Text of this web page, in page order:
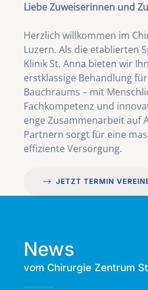
Liebe Zuweiserinnen und
Herzlich willkommen im
Luzern. Als die etablierten
Klinik St. Anna bieten wir
erstklassige Behandlung
Bauchraums – mit
Fachkompetenz und
enge Zusammenarbeit auf
Partnern sorgt für eine
effiziente Versorgung.
JETZT TERMIN
News
vom Chirurgie Zentrum